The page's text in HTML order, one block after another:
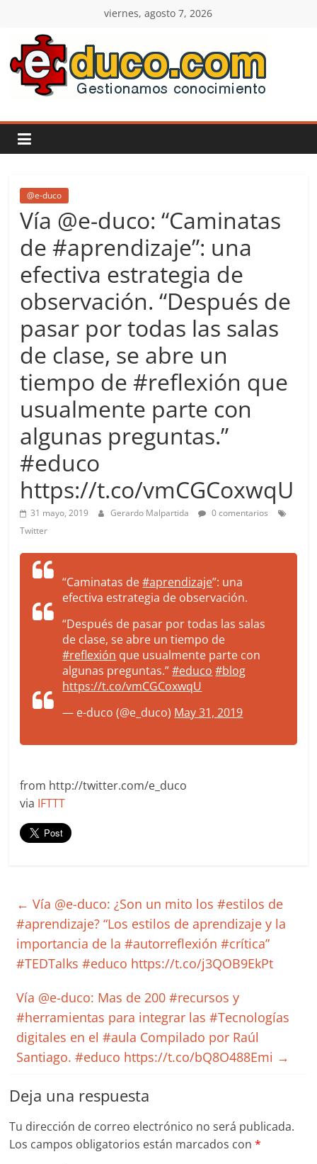
contenido
viernes, agosto 7, 2026
E-
duco:
Gestión
del
Conocimiento
Learn
more.
Do
more.
Be
more.
@e-duco
Vía @e-duco: “Caminatas
de #aprendizaje”: una
efectiva estrategia de
observación. “Después de
pasar por todas las salas
de clase, se abre un
tiempo de #reflexión que
usualmente parte con
algunas preguntas.”
#educo
https://t.co/vmCGCoxwqU
31 mayo, 2019 Gerardo Malpartida
0 comentarios
Twitter
“Caminatas de#aprendizaje”: una
efectiva estrategia de observación.
“Después de pasar por todas las salas
de clase, se abre un tiempo de
#reflexión que usualmente parte con
algunas preguntas.”#educo #blog
https://t.co/vmCGCoxwqU
— e-duco (@e_duco) May 31, 2019
from http://twitter.com/e_duco
via IFTTT
← Vía @e-duco: ¿Son un mito los #estilos de
#aprendizaje? “Los estilos de aprendizaje y la
importancia de la #autorreflexión #crítica”
#TEDTalks #educo https://t.co/j3QOB9EkPt
Vía @e-duco: Mas de 200 #recursos y
#herramientas para integrar las #Tecnologías
digitales en el #aula Compilado por Raúl
Santiago. #educo https://t.co/bQ8O488Emi →
Deja una respuesta
Tu dirección de correo electrónico no será publicada.
Los campos obligatorios están marcados con*